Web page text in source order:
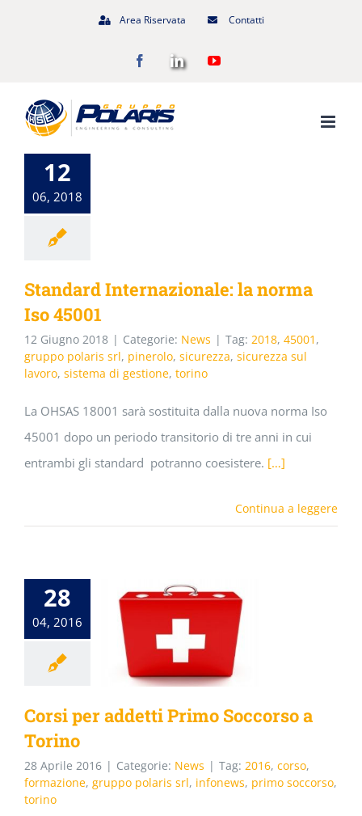
Area Riservata Contatti
FacebookLinkedInYouTube
12
06, 2018
Standard Internazionale: la norma
Iso 45001
12 Giugno 2018 | Categorie: News | Tag: 2018, 45001 ,
gruppo polaris srl, pinerolo, sicurezza, sicurezza sul
lavoro, sistema di gestione, torino
La OHSAS 18001 sarà sostituita dalla nuova norma Iso
45001 dopo un periodo transitorio di tre anni in cui
entrambi gli standard potranno coesistere. […]
Continua a leggere
28
04, 2016
Corsi per addetti Primo Soccorso a
Torino
28 Aprile 2016 | Categorie: News | Tag: 2016, corso,
formazione, gruppo polaris srl, infonews, primo soccorso,
torino